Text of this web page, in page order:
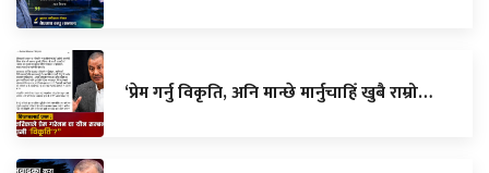
‘प्रेम गर्नु विकृति, अनि मान्छे मार्नुचाहिँ खुबै राम्रो…